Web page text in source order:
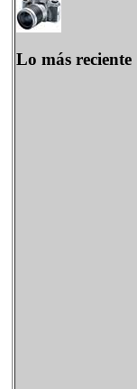
Lo más reciente